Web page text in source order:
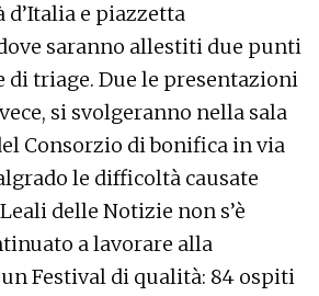
d’Italia e piazzetta
saranno allestiti due punti
di triage. Due le presentazioni
si svolgeranno nella sala
Consorzio di bonifica in via
le difficoltà causate
delle Notizie non s’è
a lavorare alla
Festival di qualità: 84 ospiti